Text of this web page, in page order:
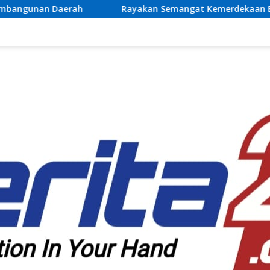
Rayakan Semangat Kemerdekaan Bersama Promo